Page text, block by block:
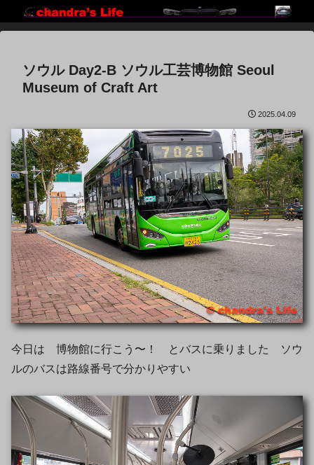
ソウル Day2-B ソウル工芸博物館 Seoul
Museum of Craft Art
2025.04.09
今日は 博物館に行こう〜！ とバスに乗りました ソウ
ルのバスは路線番号で分かりやすい